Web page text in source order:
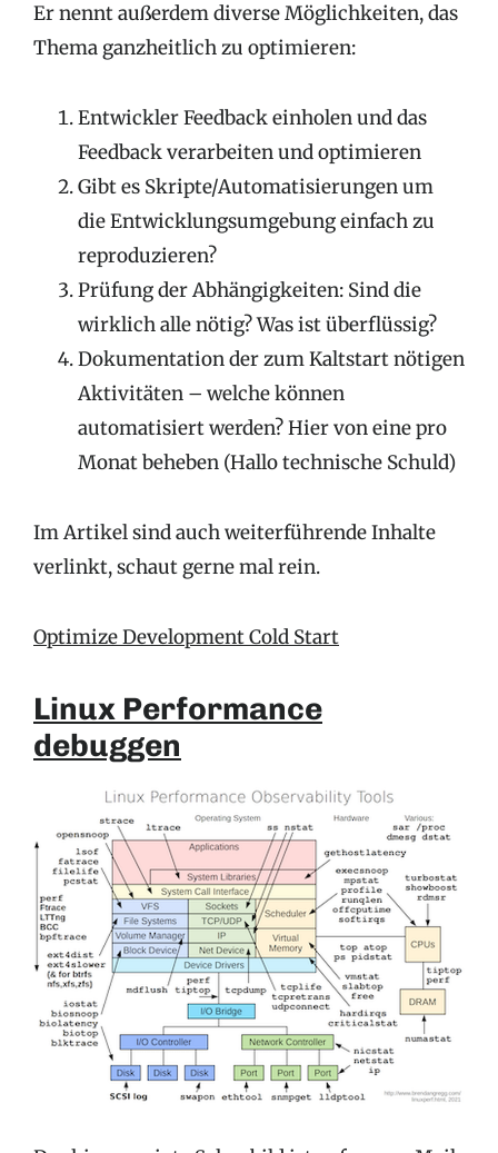
Er nennt außerdem diverse Möglichkeiten, das
Thema ganzheitlich zu optimieren:
Entwickler Feedback einholen und das
Feedback verarbeiten und optimieren
Gibt es Skripte/Automatisierungen um
die Entwicklungsumgebung einfach zu
reproduzieren?
Prüfung der Abhängigkeiten: Sind die
wirklich alle nötig? Was ist überflüssig?
Dokumentation der zum Kaltstart nötigen
Aktivitäten – welche können
automatisiert werden? Hier von eine pro
Monat beheben (Hallo technische Schuld)
Im Artikel sind auch weiterführende Inhalte
verlinkt, schaut gerne mal rein.
Optimize Development Cold Start
Linux Performance
debuggen